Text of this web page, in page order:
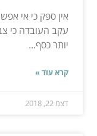
אין ספק כי אי
עקב העובדה כי
יותר כסף...
קרא עוד »
דצמ 22, 2018